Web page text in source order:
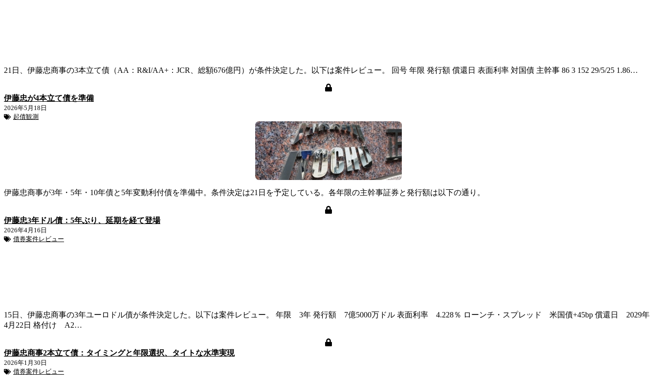
21日、伊藤忠商事の3本立て債（AA：R&I/AA+：JCR、総額676億円）が条件決定した。以下は案件レビュー。 回号 年限 発行額 償還日 表面利率 対国債 主幹事 86 3 152 29/5/25 1.86…
伊藤忠が4本立て債を準備
2026年5月18日
起債観測
伊藤忠商事が3年・5年・10年債と5年変動利付債を準備中。条件決定は21日を予定している。各年限の主幹事証券と発行額は以下の通り。
伊藤忠3年ドル債：5年ぶり、延期を経て登場
2026年4月16日
債券案件レビュー
15日、伊藤忠商事の3年ユーロドル債が条件決定した。以下は案件レビュー。 年限 3年 発行額 7億5000万ドル 表面利率 4.228％ ローンチ・スプレッド 米国債+45bp 償還日 2029年
4月22日 格付け A2…
伊藤忠商事2本立て債：タイミングと年限選択、タイトな水準実現
2026年1月30日
債券案件レビュー